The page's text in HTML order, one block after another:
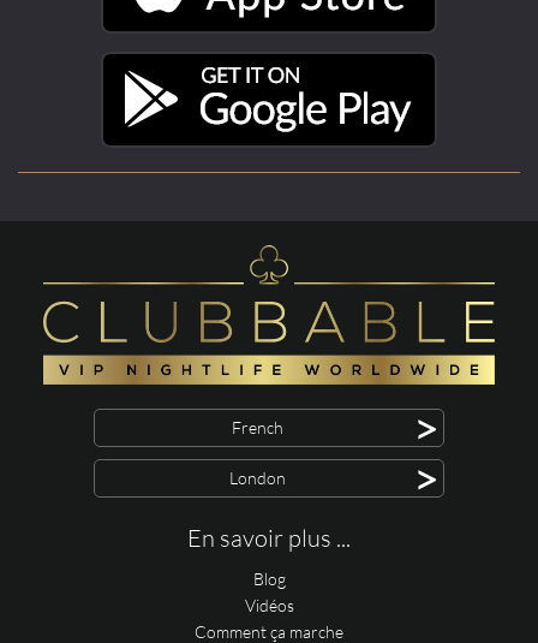
French >
London >
En savoir plus ...
Blog
Vidéos
Comment ça marche